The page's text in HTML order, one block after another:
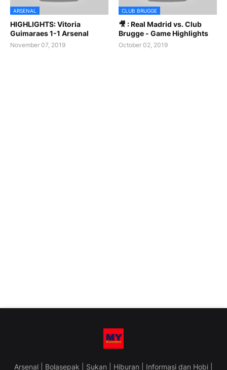
ARSENAL
HIGHLIGHTS: Vitoria
Guimaraes 1-1 Arsenal
November 07, 2019
CLUB BRUGGE
🎥 : Real Madrid vs. Club
Brugge - Game Highlights
October 02, 2019
Arsenal | Bolasepak | Sukan | Hiburan | Informasi dan Hobi |